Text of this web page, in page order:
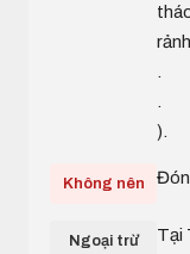
rảnh.
).
Không nên
Ngoại trừ
Tại